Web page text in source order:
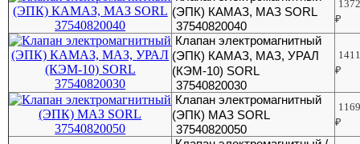
(ЭПК) КАМАЗ, МАЗ SORL
37540820040
₽
Клапан электромагнитный
(ЭПК) КАМАЗ, МАЗ, УРАЛ
(КЭМ-10) SORL
37540820030
₽
Клапан электромагнитный
(ЭПК) МАЗ SORL
37540820050
₽